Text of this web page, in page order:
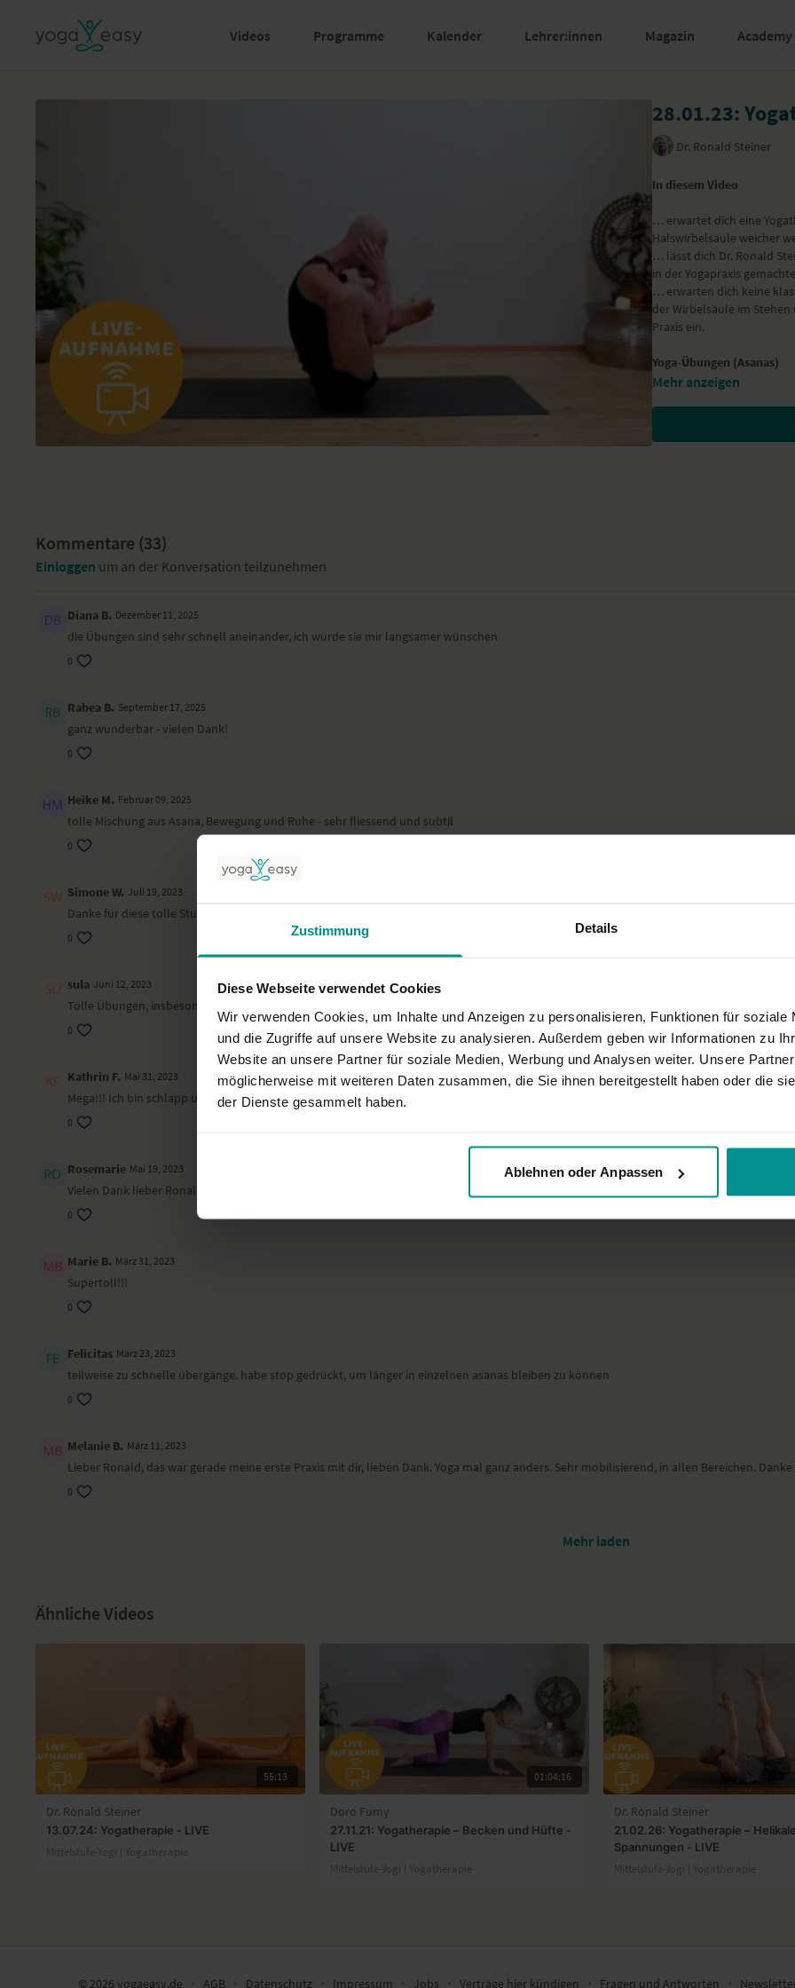
Zustimmung Details
Diese Webseite verwendet Cookies
Wir verwenden Cookies, um Inhalte und Anzeigen zu personalisieren, Funktionen für soziale
und die Zugriffe auf unsere Website zu analysieren. Außerdem geben wir Informationen zu
Website an unsere Partner für soziale Medien, Werbung und Analysen weiter. Unsere
möglicherweise mit weiteren Daten zusammen, die Sie ihnen bereitgestellt haben oder die
der Dienste gesammelt haben.
Ablehnen oder Anpassen
Videos Programme Kalender Lehrer:innen Magazin Academy
28.01.23:
Dr. Ronald Steiner
In diesem Video
… erwartet dich eine
Halswirbelsäule weicher
… lässt dich Dr. Ronald
in der Yogapraxis
… erwarten dich keine
der Wirbelsäule im
Praxis ein.
Yoga-Übungen (Asanas)
Sitali-Atmung
federnde
Video- oder Tonqualität
Mehr anzeigen
Kommentare (33)
Einloggen um an der Konversation teilzunehmen
Diana B. Dezember 11, 2025
die Übungen sind sehr schnell aneinander, ich würde sie mir langsamer wünschen
0
Rabea B. September 17, 2025
ganz wunderbar - vielen Dank!
0
Heike M. Februar 09, 2025
tolle Mischung aus Asana, Bewegung und Ruhe - sehr fliessend und subtil
0
Simone W. Juli 19, 2023
Danke für diese tolle Stunde. Das ist das, was geschundene Bürostuhl Wirbelsäulen brauchen. Ich danke dir.
0
sula Juni 12, 2023
Tolle Übungen, insbesondere die Atemübungen waren eine Bereicherung. Hätte nur gerne im Vorfeld gewusst, dass man viel Platz braucht.
0
Kathrin F. Mai 31, 2023
Mega!!! Ich bin schlapp und mit Schmerzen gestartet und fühle mich jetzt energetisiert und bin schmerzfrei.
0
Rosemarie Mai 19, 2023
Vielen Dank lieber Ronald, mein Leben und auch mein Körper konnte sich durch deine Übungen in eine sehr positivere Richtung lenken,
0
Marie B. März 31, 2023
Supertoll!!!
0
Felicitas März 23, 2023
teilweise zu schnelle übergänge. habe stop gedrückt, um länger in einzelnen asanas bleiben zu können
0
Melanie B. März 11, 2023
Lieber Ronald, das war gerade meine erste Praxis mit dir, lieben Dank. Yoga mal ganz anders. Sehr mobilisierend, in allen Bereichen.
0
Mehr laden
Ähnliche Videos
55:13
Dr. Ronald Steiner
13.07.24: Yogatherapie - LIVE
Mittelstufe-Yogi | Yogatherapie
01:04:16
Doro Fumy
27.11.21: Yogatherapie – Becken und Hüfte -
LIVE
Mittelstufe-Yogi | Yogatherapie
Dr. Ronald Steiner
21.02.26: Yogatherapie – Helikale
Spannungen - LIVE
Mittelstufe-Yogi | Yogatherapie
© 2026 yogaeasy.de ∙ AGB ∙ Datenschutz ∙ Impressum ∙ Jobs ∙ Verträge hier kündigen ∙ Fragen und Antworten ∙